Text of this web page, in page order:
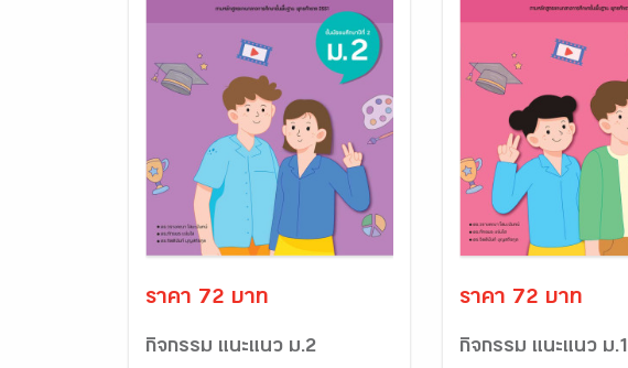
ราคา 72 บาท
กิจกรรม แนะแนว ม.2
ราคา 72 บาท
กิจกรรม แนะแนว ม.1